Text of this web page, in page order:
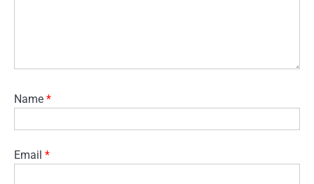
Name *
Email *